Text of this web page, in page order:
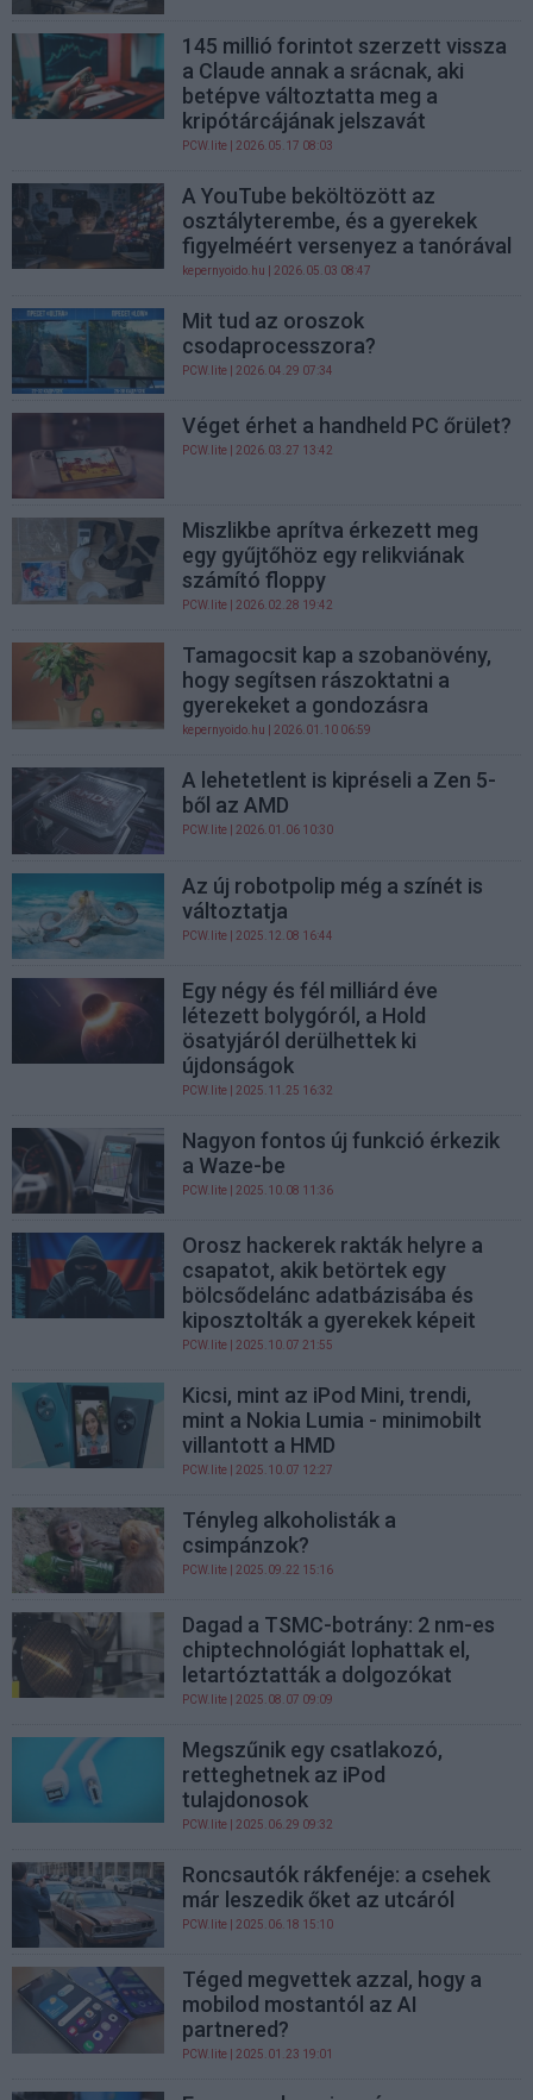
145 millió forintot szerzett vissza
a Claude annak a srácnak, aki
betépve változtatta meg a
kripótárcájának jelszavát
PCW.lite | 2026.05.17 08:03
A YouTube beköltözött az
osztályterembe, és a gyerekek
figyelméért versenyez a tanórával
kepernyoido.hu | 2026.05.03 08:47
Mit tud az oroszok
csodaprocesszora?
PCW.lite | 2026.04.29 07:34
Véget érhet a handheld PC őrület?
PCW.lite | 2026.03.27 13:42
Miszlikbe aprítva érkezett meg
egy gyűjtőhöz egy relikviának
számító floppy
PCW.lite | 2026.02.28 19:42
Tamagocsit kap a szobanövény,
hogy segítsen rászoktatni a
gyerekeket a gondozásra
kepernyoido.hu | 2026.01.10 06:59
A lehetetlent is kipréseli a Zen 5-
ből az AMD
PCW.lite | 2026.01.06 10:30
Az új robotpolip még a színét is
változtatja
PCW.lite | 2025.12.08 16:44
Egy négy és fél milliárd éve
létezett bolygóról, a Hold
ösatyjáról derülhettek ki
újdonságok
PCW.lite | 2025.11.25 16:32
Nagyon fontos új funkció érkezik
a Waze-be
PCW.lite | 2025.10.08 11:36
Orosz hackerek rakták helyre a
csapatot, akik betörtek egy
bölcsődelánc adatbázisába és
kiposztolták a gyerekek képeit
PCW.lite | 2025.10.07 21:55
Kicsi, mint az iPod Mini, trendi,
mint a Nokia Lumia - minimobilt
villantott a HMD
PCW.lite | 2025.10.07 12:27
Tényleg alkoholisták a
csimpánzok?
PCW.lite | 2025.09.22 15:16
Dagad a TSMC-botrány: 2 nm-es
chiptechnológiát lophattak el,
letartóztatták a dolgozókat
PCW.lite | 2025.08.07 09:09
Megszűnik egy csatlakozó,
retteghetnek az iPod
tulajdonosok
PCW.lite | 2025.06.29 09:32
Roncsautók rákfenéje: a csehek
már leszedik őket az utcáról
PCW.lite | 2025.06.18 15:10
Téged megvettek azzal, hogy a
mobilod mostantól az AI
partnered?
PCW.lite | 2025.01.23 19:01